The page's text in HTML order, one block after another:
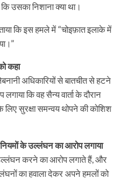
उसका निशाना क्या था।
कि इस हमले में “चोइफ़ात इलाके में
कहा
अधिकारियों से बातचीत से हटने
कि वह सैन्य वार्ता के दौरान
सुरक्षा समन्वय थोपने की कोशिश
के उल्लंघन का आरोप लगाया
उल्लंघन करने का आरोप लगाते हैं, और
का हवाला देकर अपने हमलों को